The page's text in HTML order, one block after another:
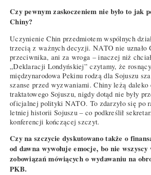
Czy pewnym zaskoczeniem nie było to jak
Chiny?
Uczynienie Chin przedmiotem wspólnych
trzecią z ważnych decyzji. NATO nie uznało
przeciwnika, ani za wroga – inaczej niż
„Deklaracji Londyńskiej” czytamy, że
międzynarodowa Pekinu rodzą dla Sojuszu
szanse przed wyzwaniami. Chiny leżą daleko
traktatowego Sojuszu, nigdy dotąd nie były
oficjalnej polityki NATO. To zdarzyło się po
letniej historii Sojuszu – co podkreślił
konferencji kończącej szczyt.
Czy na szczycie dyskutowano także o
od dawna wywołuje emocje, bo nie
zobowiązań mówiących o wydawaniu na
PKB.